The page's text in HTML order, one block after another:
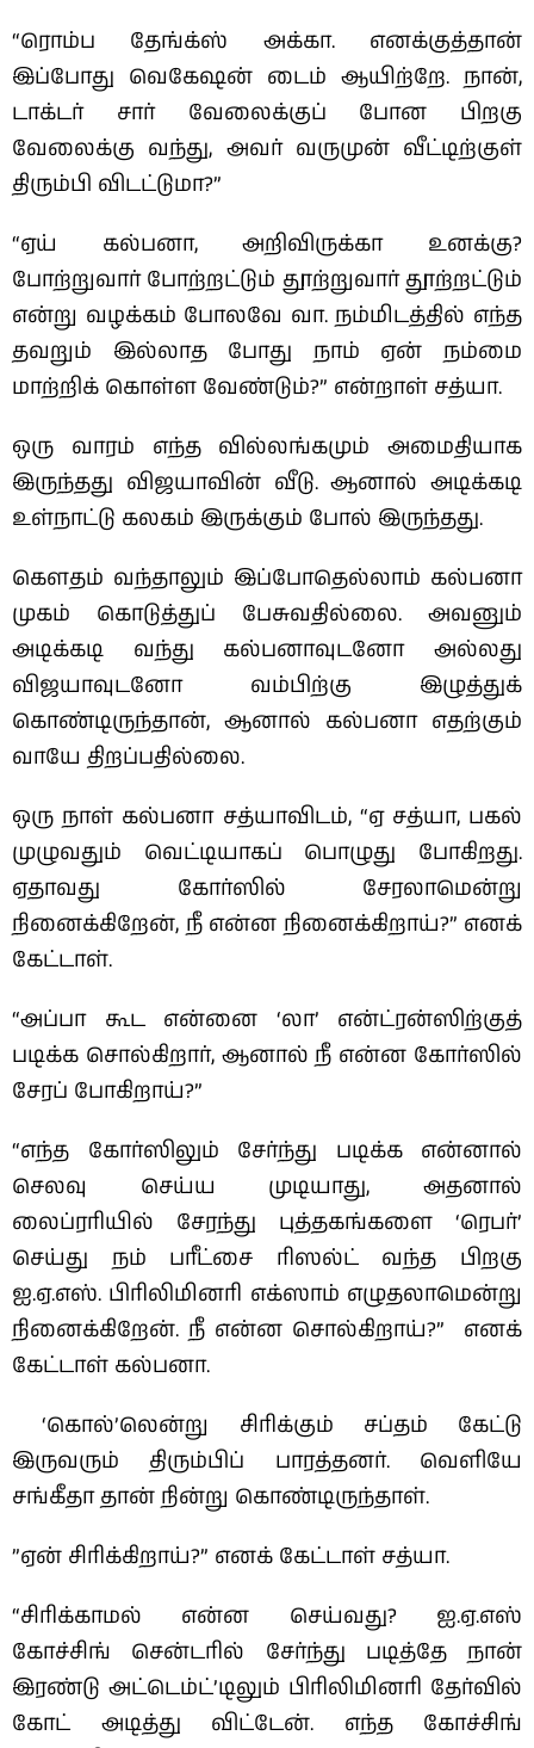
“ரொம்ப தேங்க்ஸ் அக்கா. எனக்குத்தான்
இப்போது வெகேஷன் டைம் ஆயிற்றே. நான்,
டாக்டர் சார் வேலைக்குப் போன பிறகு
வேலைக்கு வந்து, அவர் வருமுன் வீட்டிற்குள்
திரும்பி விடட்டுமா?”
“ஏய் கல்பனா, அறிவிருக்கா உனக்கு?
போற்றுவார் போற்றட்டும் தூற்றுவார் தூற்றட்டும்
என்று வழக்கம் போலவே வா. நம்மிடத்தில் எந்த
தவறும் இல்லாத போது நாம் ஏன் நம்மை
மாற்றிக் கொள்ள வேண்டும்?” என்றாள் சத்யா.
ஒரு வாரம் எந்த வில்லங்கமும் அமைதியாக
இருந்தது விஜயாவின் வீடு. ஆனால் அடிக்கடி
உள்நாட்டு கலகம் இருக்கும் போல் இருந்தது.
கௌதம் வந்தாலும் இப்போதெல்லாம் கல்பனா
முகம் கொடுத்துப் பேசுவதில்லை. அவனும்
அடிக்கடி வந்து கல்பனாவுடனோ அல்லது
விஜயாவுடனோ வம்பிற்கு இழுத்துக்
கொண்டிருந்தான், ஆனால் கல்பனா எதற்கும்
வாயே திறப்பதில்லை.
ஒரு நாள் கல்பனா சத்யாவிடம், “ஏ சத்யா, பகல்
முழுவதும் வெட்டியாகப் பொழுது போகிறது.
ஏதாவது கோர்ஸில் சேரலாமென்று
நினைக்கிறேன், நீ என்ன நினைக்கிறாய்?” எனக்
கேட்டாள்.
“அப்பா கூட என்னை ‘லா’ என்ட்ரன்ஸிற்குத்
படிக்க சொல்கிறார், ஆனால் நீ என்ன கோர்ஸில்
சேரப் போகிறாய்?”
“எந்த கோர்ஸிலும் சேர்ந்து படிக்க என்னால்
செலவு செய்ய முடியாது, அதனால்
லைப்ரரியில் சேரந்து புத்தகங்களை ‘ரெபர்’
செய்து நம் பரீட்சை ரிஸல்ட் வந்த பிறகு
ஐ.ஏ.எஸ். பிரிலிமினரி எக்ஸாம் எழுதலாமென்று
நினைக்கிறேன். நீ என்ன சொல்கிறாய்?” எனக்
கேட்டாள் கல்பனா.
‘கொல்’லென்று சிரிக்கும் சப்தம் கேட்டு
இருவரும் திரும்பிப் பாரத்தனர். வெளியே
சங்கீதா தான் நின்று கொண்டிருந்தாள்.
”ஏன் சிரிக்கிறாய்?” எனக் கேட்டாள் சத்யா.
“சிரிக்காமல் என்ன செய்வது? ஐ.ஏ.எஸ்
கோச்சிங் சென்டரில் சேர்ந்து படித்தே நான்
இரண்டு அட்டெம்ட்’டிலும் பிரிலிமினரி தேர்வில்
கோட் அடித்து விட்டேன். எந்த கோச்சிங்